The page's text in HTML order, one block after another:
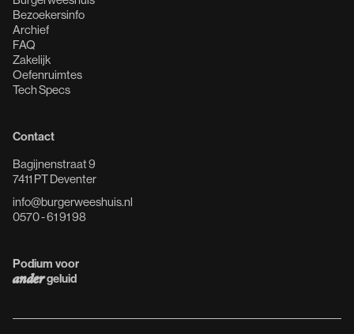
Bezoekersinfo
Archief
FAQ
Zakelijk
Oefenruimtes
Tech Specs
Contact
Bagijnenstraat 9
7411 PT Deventer
info@burgerweeshuis.nl
0570 - 61 91 98
Podium voor
andergeluid